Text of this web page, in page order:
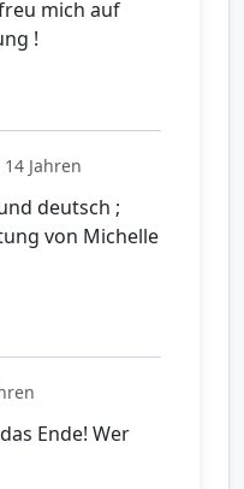
mich auf
!
Jahren
deutsch ;
von Michelle
Ende! Wer